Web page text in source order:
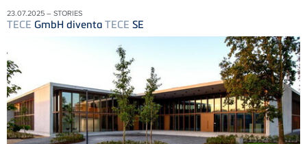
23.07.2025 – STORIES
TECE GmbH diventa TECE SE